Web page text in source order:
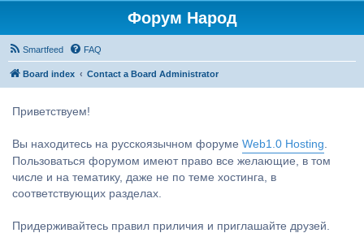
Форум Народ
Smartfeed FAQ
Board index Contact a Board Administrator
Приветствуем!
Вы находитесь на русскоязычном форуме Web1.0 Hosting.
Пользоваться форумом имеют право все желающие, в том
числе и на тематику, даже не по теме хостинга, в
соответствующих разделах.
Придерживайтесь правил приличия и приглашайте друзей.